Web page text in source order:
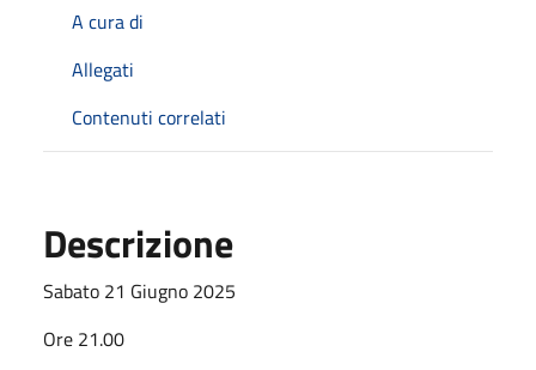
A cura di
Allegati
Contenuti correlati
Descrizione
Sabato 21 Giugno 2025
Ore 21.00